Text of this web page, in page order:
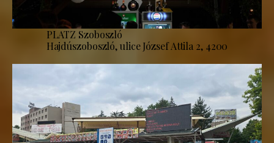
PLATZ Szoboszló
Hajdúszoboszló, ulice József Attila 2, 4200